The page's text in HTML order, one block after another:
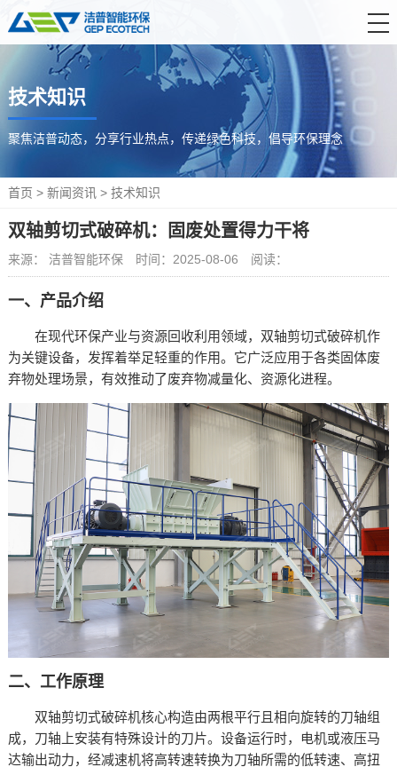
首 页
解决方案
服务支持
技术知识
聚焦洁普动态，分享行业热点，传递绿色科技，倡导环保理念
首页 > 新闻资讯 > 技术知识
双轴剪切式破碎机：固废处置得力干将
来源： 洁普智能环保 时间：2025-08-06 阅读：
一、产品介绍
在现代环保产业与资源回收利用领域，双轴剪切式破碎机作
为关键设备，发挥着举足轻重的作用。它广泛应用于各类固体废
弃物处理场景，有效推动了废弃物减量化、资源化进程。​
二、工作原理​
双轴剪切式破碎机核心构造由两根平行且相向旋转的刀轴组
成，刀轴上安装有特殊设计的刀片。设备运行时，电机或液压马
达输出动力，经减速机将高转速转换为刀轴所需的低转速、高扭